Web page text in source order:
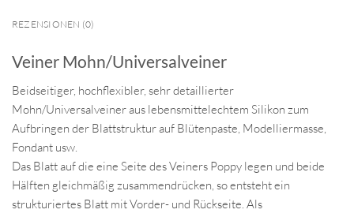
REZENSIONEN (0)
Veiner Mohn/Universalveiner
Beidseitiger, hochflexibler, sehr detaillierter
Mohn/Universalveiner aus lebensmittelechtem Silikon zum
Aufbringen der Blattstruktur auf Blütenpaste, Modelliermasse,
Fondant usw.
Das Blatt auf die eine Seite des Veiners Poppy legen und beide
Hälften gleichmäßig zusammendrücken, so entsteht ein
strukturiertes Blatt mit Vorder- und Rückseite. Als